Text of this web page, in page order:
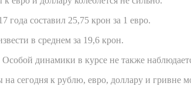
года составил 25,75 крон за 1 евро.
в среднем за 19,6 крон.
динамики в курсе не также
сегодня к рублю, евро, доллару и гривне